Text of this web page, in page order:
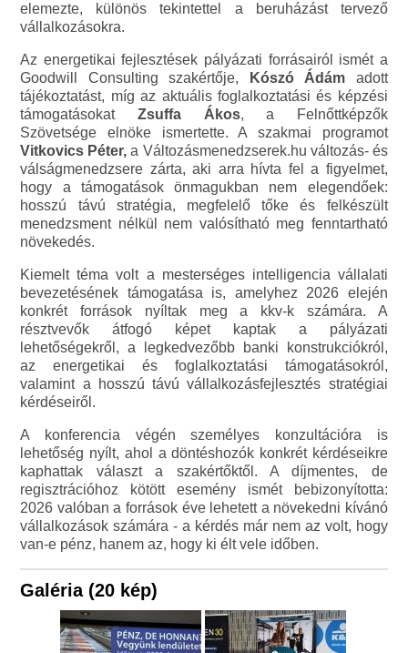
elemezte, különös tekintettel a beruházást tervező
vállalkozásokra.
Az energetikai fejlesztések pályázati forrásairól ismét a
Goodwill Consulting szakértője,
Kószó Ádám adott
tájékoztatást, míg az aktuális foglalkoztatási és képzési
támogatásokat Zsuffa Ákos, a Felnőttképzők
Szövetsége elnöke ismertette. A szakmai programot
Vitkovics Péter, a Változásmenedzserek.hu változás- és
válságmenedzsere zárta, aki arra hívta fel a figyelmet,
hogy a támogatások önmagukban nem elegendőek:
hosszú távú stratégia, megfelelő tőke és felkészült
menedzsment nélkül nem valósítható meg fenntartható
növekedés.
Kiemelt téma volt a mesterséges intelligencia vállalati
bevezetésének támogatása is, amelyhez 2026 elején
konkrét források nyíltak meg a kkv-k számára. A
résztvevők átfogó képet kaptak a pályázati
lehetőségekről, a legkedvezőbb banki konstrukciókról,
az energetikai és foglalkoztatási támogatásokról,
valamint a hosszú távú vállalkozásfejlesztés stratégiai
kérdéseiről.
A konferencia végén személyes konzultációra is
lehetőség nyílt, ahol a döntéshozók konkrét kérdéseikre
kaphattak választ a szakértőktől. A díjmentes, de
regisztrációhoz kötött esemény ismét bebizonyította:
2026 valóban a források éve lehetett a növekedni kívánó
vállalkozások számára - a kérdés már nem az volt, hogy
van-e pénz, hanem az, hogy ki élt vele időben.
Galéria (20 kép)